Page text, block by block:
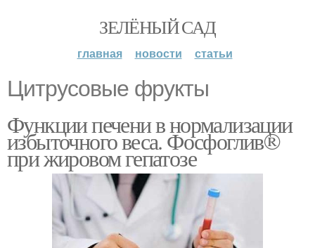
ЗЕЛЁНЫЙ САД
главная новости статьи
Цитрусовые фрукты
Функции печени в нормализации
избыточного веса. Фосфоглив®
при жировом гепатозе